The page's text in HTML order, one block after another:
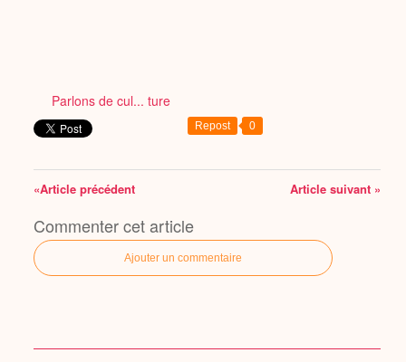
Parlons de cul... ture
Repost 0
«Article précédent Article suivant »
Commenter cet article
Ajouter un commentaire